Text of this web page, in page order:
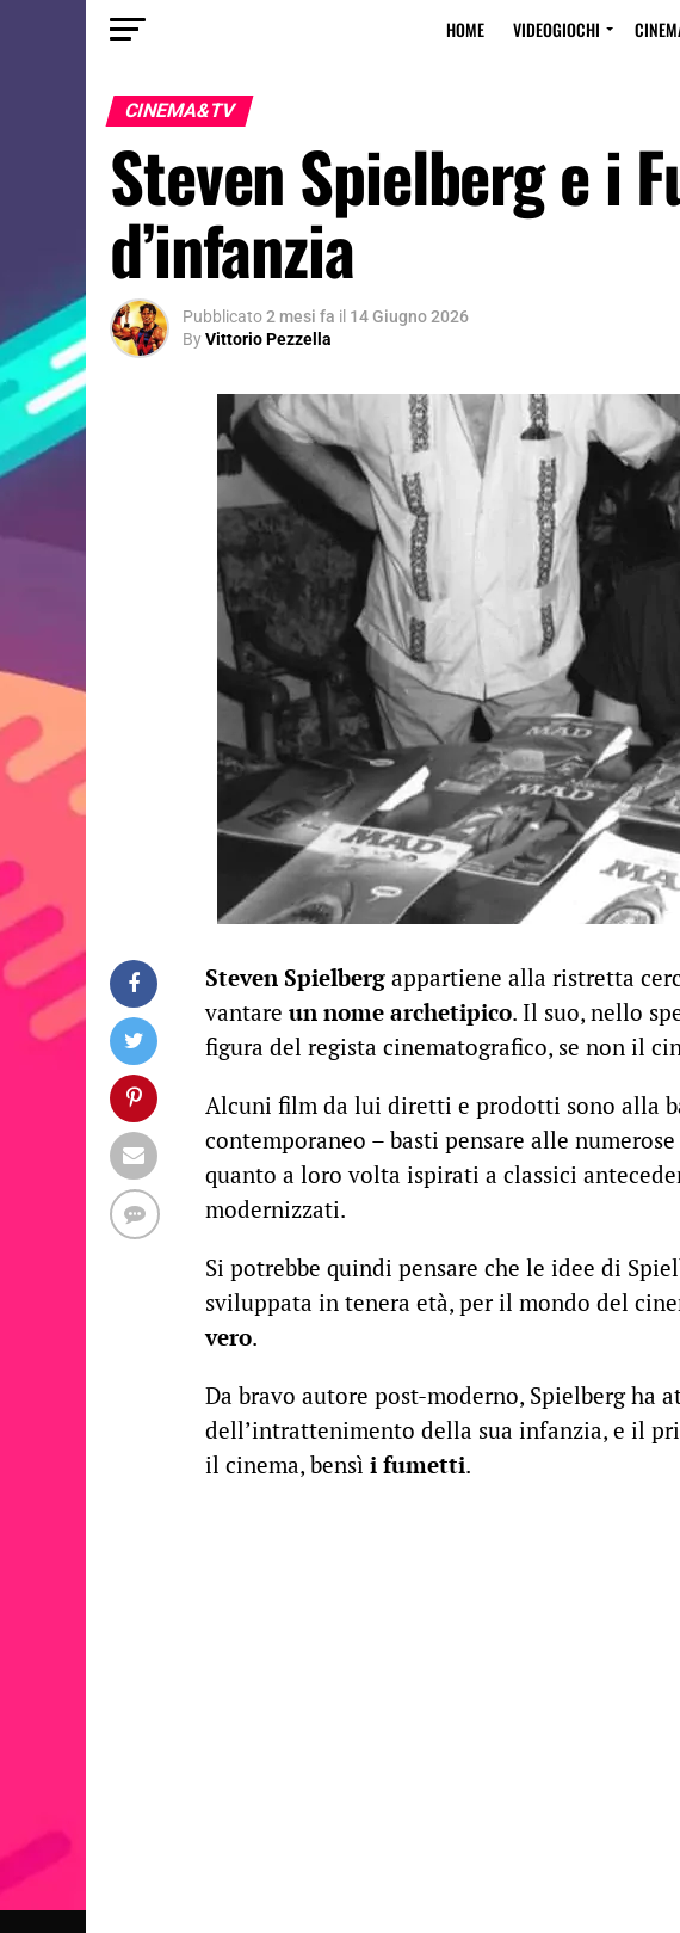
HOME VIDEOGIOCHI
CINEMA&TV
Steven Spielberg e i
d’infanzia
Pubblicato2 mesi fa il 14 Giugno 2026
ByVittorio Pezzella
Steven Spielberg appartiene alla ristretta
vantare un nome archetipico. Il suo, nello
figura del regista cinematografico, se non il
Alcuni film da lui diretti e prodotti sono alla
contemporaneo – basti pensare alle
quanto a loro volta ispirati a classici
modernizzati.
Si potrebbe quindi pensare che le idee di
sviluppata in tenera età, per il mondo del
vero.
Da bravo autore post-moderno, Spielberg ha
dell’intrattenimento della sua infanzia, e il
il cinema, bensì i fumetti.